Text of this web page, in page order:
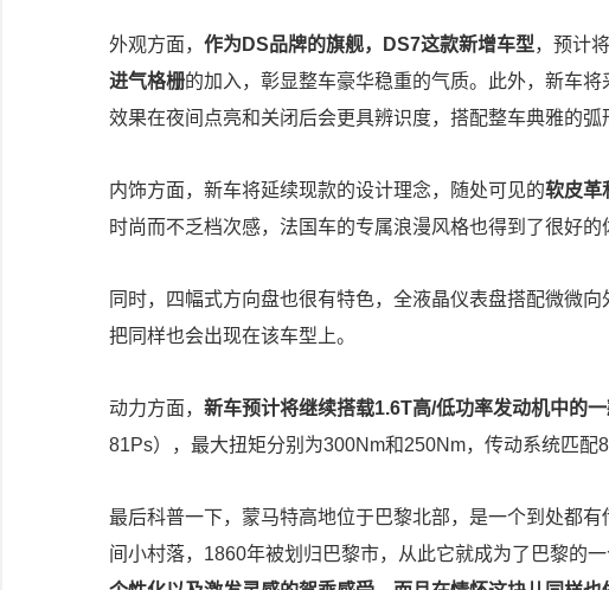
外观方面， 作为DS品牌的旗舰，DS7这款新增车型，预计
进气格栅的加入，彰显整车豪华稳重的气质。此外，新车将
效果在夜间点亮和关闭后会更具辨识度，搭配整车典雅的弧
内饰方面，新车将延续现款的设计理念，随处可见的软皮革
时尚而不乏档次感，法国车的专属浪漫风格也得到了很好的
同时，四幅式方向盘也很有特色，全液晶仪表盘搭配微微
把同样也会出现在该车型上。
动力方面， 新车预计将继续搭载1.6T高/低功率发动机中的
81Ps），最大扭矩分别为300Nm和250Nm，传动系统匹配8
最后科普一下，蒙马特高地位于巴黎北部，是一个到处都
间小村落，1860年被划归巴黎市，从此它就成为了巴黎的一